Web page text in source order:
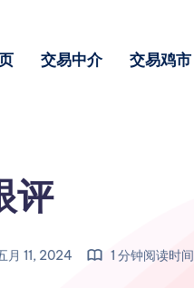
交易中介 交易鸡市
评
月 11, 2024 1 分钟阅读时间